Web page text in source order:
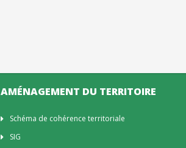
AMÉNAGEMENT DU TERRITOIRE
Schéma de cohérence territoriale
SIG